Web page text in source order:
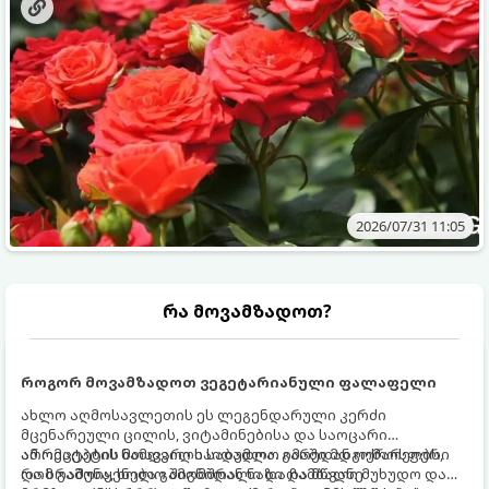
2026/07/31 11:05
რა მოვამზადოთ?
როგორ მოვამზადოთ ვეგეტარიანული ფალაფელი
ახლო აღმოსავლეთის ეს ლეგენდარული კერძი
მცენარეული ცილის, ვიტამინებისა და საოცარი
არომატების ნამდვილი საბადოა. გარედან ოქროსფერი
და ხრაშუნა, ხოლო შიგნიდან ნაზი და მწვანე
ამ რეცეპტის მთავარი საიდუმლო იმაში მდგომარეობს,
რომ გამოიყენება გამომშრალი და ჩამბალი მუხუდო და